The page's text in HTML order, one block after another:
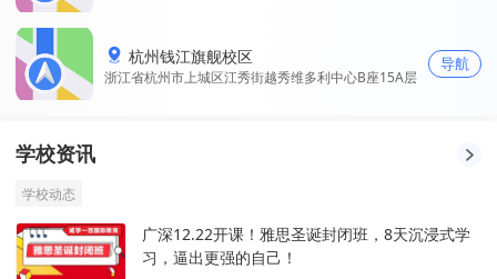
杭州钱江旗舰校区
浙江省杭州市上城区江秀街越秀维多利中心B座15A层
导航
学校资讯
学校动态
广深12.22开课！雅思圣诞封闭班，8天沉浸式学
习，逼出更强的自己！